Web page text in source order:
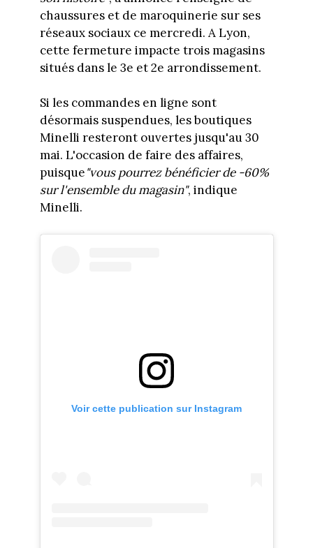
chaussures et de maroquinerie sur ses
réseaux sociaux ce mercredi. A Lyon,
cette fermeture impacte trois magasins
situés dans le 3e et 2e arrondissement.
Si les commandes en ligne sont
désormais suspendues, les boutiques
Minelli resteront ouvertes jusqu'au 30
mai. L'occasion de faire des affaires,
puisque"vous pourrez bénéficier de -60%
sur l'ensemble du magasin", indique
Minelli.
Voir cette publication sur Instagram